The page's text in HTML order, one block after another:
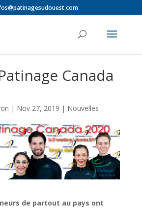
Canada
| Nov 27, 2019 | Nouvelles
de partout au pays ont